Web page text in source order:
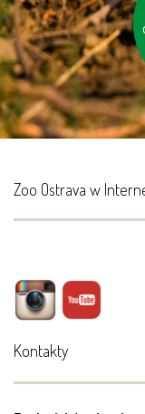
Zoo Ostrava w
Kontakty